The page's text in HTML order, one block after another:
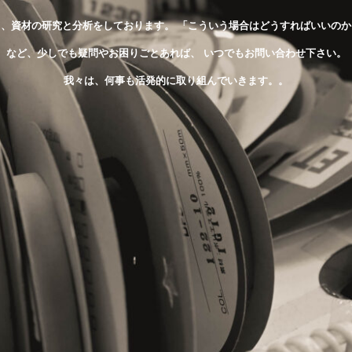
資材の研究と分析をしております。 「こういう場合はどうすればいいの
など、少しでも疑問やお困りごとあれば、 いつでもお問い合わせ下さい。
我々は、何事も活発的に取り組んでいきます。。